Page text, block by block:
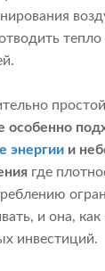
тепло
особенно
энергии и
где
и она, как
инвестиций.